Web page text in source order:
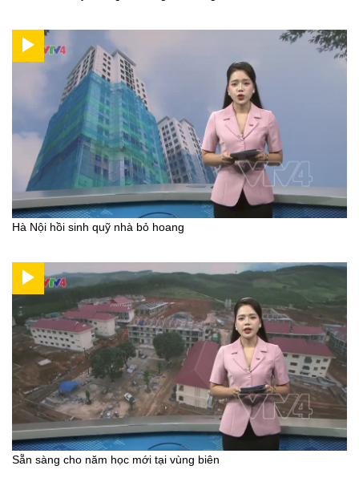
Hà Nội hồi sinh quỹ nhà bỏ hoang
Sẵn sàng cho năm học mới tại vùng biên